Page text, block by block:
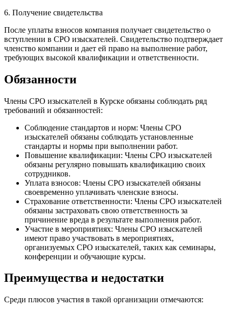
6. Получение свидетельства
После уплаты взносов компания получает свидетельство о
вступлении в СРО изыскателей. Свидетельство подтверждает
членство компании и дает ей право на выполнение работ,
требующих высокой квалификации и ответственности.
Обязанности
Члены СРО изыскателей в Курске обязаны соблюдать ряд
требований и обязанностей:
Соблюдение стандартов и норм: Члены СРО
изыскателей обязаны соблюдать установленные
стандарты и нормы при выполнении работ.
Повышение квалификации: Члены СРО изыскателей
обязаны регулярно повышать квалификацию своих
сотрудников.
Уплата взносов: Члены СРО изыскателей обязаны
своевременно уплачивать членские взносы.
Страхование ответственности: Члены СРО изыскателей
обязаны застраховать свою ответственность за
причинение вреда в результате выполнения работ.
Участие в мероприятиях: Члены СРО изыскателей
имеют право участвовать в мероприятиях,
организуемых СРО изыскателей, таких как семинары,
конференции и обучающие курсы.
Преимущества и недостатки
Среди плюсов участия в такой организации отмечаются: